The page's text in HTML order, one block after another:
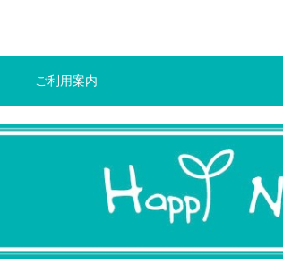
ご利用案内